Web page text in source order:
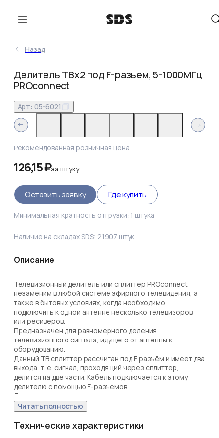
Назад
Делитель ТВх2 под F-разъем, 5-1000МГц
PROconnect
Арт: 05-6021
Рекомендованная розничная цена
126,15 ₽заштуку
Оставить заявку Где купить
Минимальная кратность отгрузки: 1 штука
Наличие на складах SDS: 21907 штук
Описание
Телевизионный делитель или сплиттер PROconnect
незаменим в любой системе эфирного телевидения, а
также в бытовых условиях, когда необходимо
подключить к одной антенне несколько телевизоров
или ресиверов.
Предназначен для равномерного деления
телевизионного сигнала, идущего от антенны к
оборудованию.
Данный ТВ сплиттер рассчитан под F разъём и имеет два
выхода, т. е. сигнал, проходящий через сплиттер,
делится на две части. Кабель подключается к этому
делителю с помощью F-разъемов.
Делитель подходит для сигналов, имеющих диапазон
частот 5-1000 МГц, что соответствует эфирному
телевидению. Отличается качеством, надежностью и
простотой монтажа.
Размер: 3,8х22,4х11,7 см.
Читать полностью
Технические характеристики